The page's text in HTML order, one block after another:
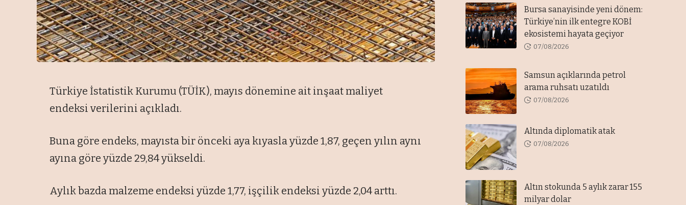
Türkiye İstatistik Kurumu (TÜİK), mayıs dönemine ait inşaat maliyet
endeksi verilerini açıkladı.
Buna göre endeks, mayısta bir önceki aya kıyasla yüzde 1,87, geçen yılın aynı
ayına göre yüzde 29,84 yükseldi.
Aylık bazda malzeme endeksi yüzde 1,77, işçilik endeksi yüzde 2,04 arttı.
Bursa sanayisinde yeni dönem:
Türkiye’nin ilk entegre KOBİ
ekosistemi hayata geçiyor
07/08/2026
Samsun açıklarında petrol
arama ruhsatı uzatıldı
07/08/2026
Altında diplomatik atak
07/08/2026
Altın stokunda 5 aylık zarar 155
milyar dolar